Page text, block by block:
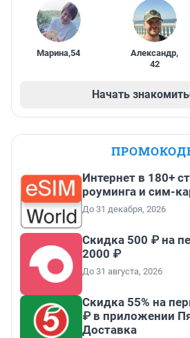
Марина,54 Александр,
42
Начать
Интернет в 180+
роуминга и сим-
До 31 декабря, 2026
Скидка 500 ₽ на
2000 ₽
До 31 августа, 2026
Скидка 55% на
₽ в приложении
Доставка